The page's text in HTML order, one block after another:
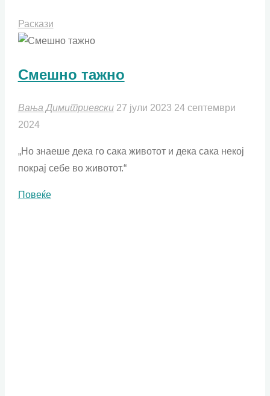
Раскази
Смешно тажно
Вања Димитриевски 27 јули 2023 24 септември
2024
„Но знаеше дека го сака животот и дека сака некој
покрај себе во животот.“
Повеќе"Смешно